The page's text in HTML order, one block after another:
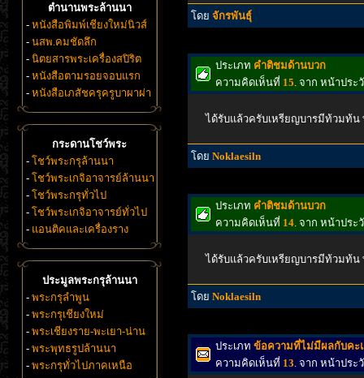
ตำนานพระล้านนา
- หนังสือพิมพ์เชียงใหม่นิวส์
- นสพ.คมชัดลึก
- นิตยสารพระเครื่องสปิริต
- หนังสือตามรอยจอบแรก
- หนังสือเภสัชครุครูบาผาผ่า
กระดานโชว์พระ
- โชว์พระกรุล้านนา
- โชว์พระเกจิอาจารย์ล้านนา
- โชว์พระกรุทั่วไป
- โชว์พระเกจิอาจารย์ทั่วไป
- แอนติคและเครื่องราง
ประมูลพระกรุล้านนา
- พระกรุลำพูน
- พระกรุเชียงใหม่
- พระเชียงราย-พะเยา-น่าน
- พระพุทธรูปล้านนา
- พระกรุทั่วไปภาคเหนือ
โดย จักรพันธุ์
ประเภท คำติชมด้านบวก
ความคิดเห็นที่ 15. จาก หน้าประ
ได้รับแล้วครับเหรียญบารมีท้วมท้น
โดย Noklaesiln
ประเภท คำติชมด้านบวก
ความคิดเห็นที่ 14. จาก หน้าประ
ได้รับแล้วครับเหรียญบารมีท้วมท้น
โดย Noklaesiln
ประเภท ข้อความที่ไม่มีผลกับคะ
ความคิดเห็นที่ 13. จาก หน้าประ